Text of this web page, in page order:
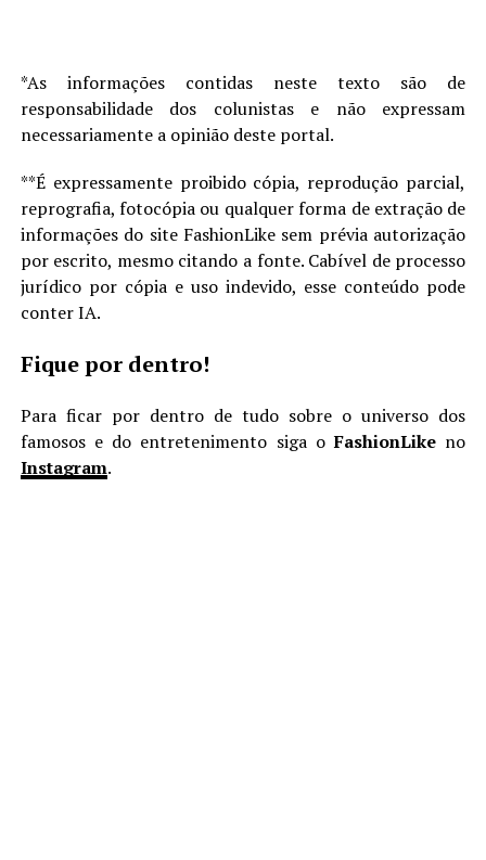
*As informações contidas neste texto são de
responsabilidade dos colunistas e não expressam
necessariamente a opinião deste portal.
**É expressamente proibido cópia, reprodução parcial,
reprografia, fotocópia ou qualquer forma de extração de
informações do site FashionLike sem prévia autorização
por escrito, mesmo citando a fonte. Cabível de processo
jurídico por cópia e uso indevido, esse conteúdo pode
conter IA.
Fique por dentro!
Para ficar por dentro de tudo sobre o universo dos
famosos e do entretenimento siga oFashionLike no
Instagram.